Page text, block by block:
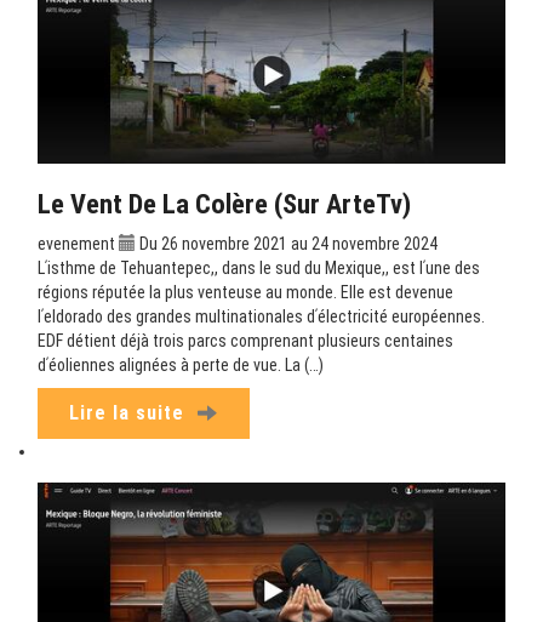
Le Vent De La Colère (sur ArteTv)
evenement
Du 26 novembre 2021 au 24 novembre 2024
Lʹisthme de Tehuantepec,, dans le sud du Mexique,, est lʹune des
régions réputée la plus venteuse au monde. Elle est devenue
lʹeldorado des grandes multinationales dʹélectricité européennes.
EDF détient déjà trois parcs comprenant plusieurs centaines
dʹéoliennes alignées à perte de vue. La (…)
Lire la suite